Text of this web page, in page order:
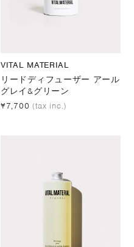
VITAL MATERIAL
リードディフューザー アール
グレイ&グリーン
¥7,700 (tax inc.)